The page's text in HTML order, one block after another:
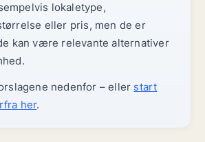
lokaletype,
eller pris, men de er
kan være relevante alternativer
nedenfor – eller start
her.